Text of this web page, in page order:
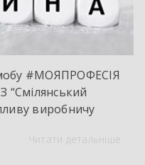
#МОЯПРОФЕСІЯ
“Смілянський
виробничу
Читати детальніше